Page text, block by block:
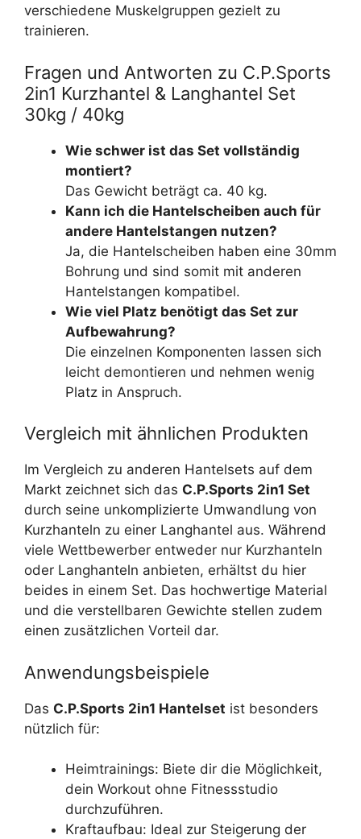
verschiedene Muskelgruppen gezielt zu
trainieren.
Fragen und Antworten zu C.P.Sports
2in1 Kurzhantel & Langhantel Set
30kg / 40kg
Wie schwer ist das Set vollständig
montiert?
Das Gewicht beträgt ca. 40 kg.
Kann ich die Hantelscheiben auch für
andere Hantelstangen nutzen?
Ja, die Hantelscheiben haben eine 30mm
Bohrung und sind somit mit anderen
Hantelstangen kompatibel.
Wie viel Platz benötigt das Set zur
Aufbewahrung?
Die einzelnen Komponenten lassen sich
leicht demontieren und nehmen wenig
Platz in Anspruch.
Vergleich mit ähnlichen Produkten
Im Vergleich zu anderen Hantelsets auf dem
Markt zeichnet sich das C.P.Sports 2in1 Set
durch seine unkomplizierte Umwandlung von
Kurzhanteln zu einer Langhantel aus. Während
viele Wettbewerber entweder nur Kurzhanteln
oder Langhanteln anbieten, erhältst du hier
beides in einem Set. Das hochwertige Material
und die verstellbaren Gewichte stellen zudem
einen zusätzlichen Vorteil dar.
Anwendungsbeispiele
Das C.P.Sports 2in1 Hantelset ist besonders
nützlich für:
Heimtrainings: Biete dir die Möglichkeit,
dein Workout ohne Fitnessstudio
durchzuführen.
Kraftaufbau: Ideal zur Steigerung der